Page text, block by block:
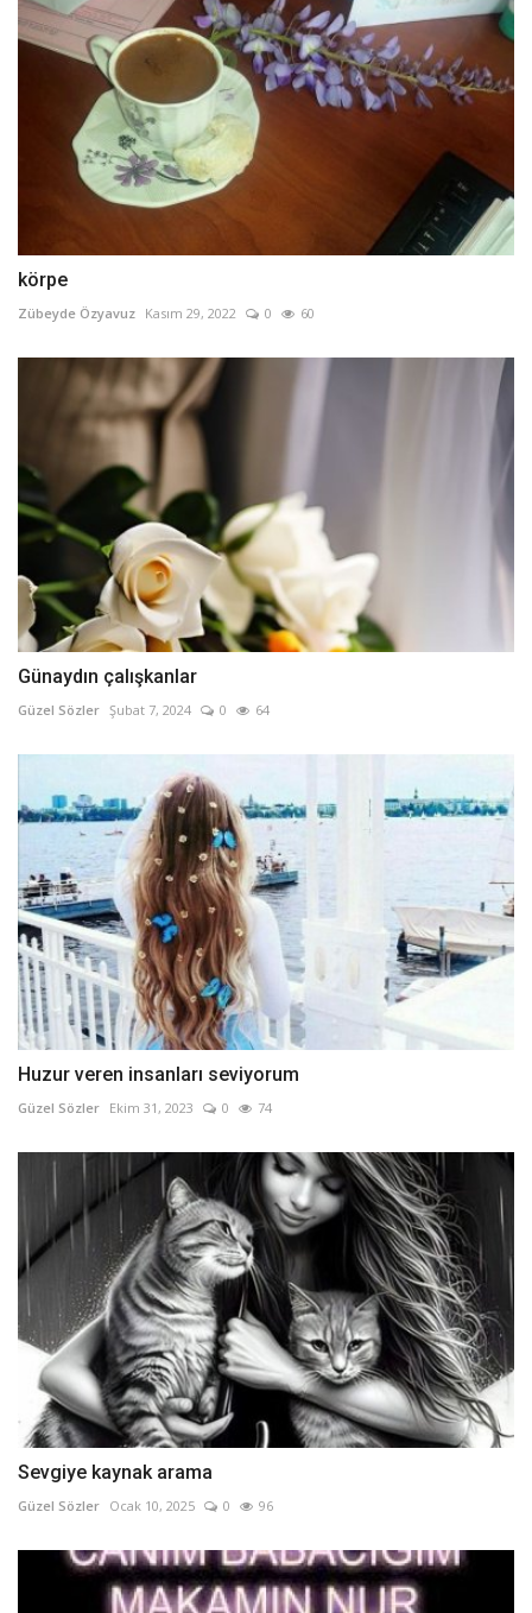
körpe
Zübeyde Özyavuz Kasım 29, 2022 0 60
Günaydın çalışkanlar
Güzel Sözler Şubat 7, 2024 0 64
Huzur veren insanları seviyorum
Güzel Sözler Ekim 31, 2023 0 74
Sevgiye kaynak arama
Güzel Sözler Ocak 10, 2025 0 96